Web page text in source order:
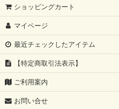
ショッピングカート
マイページ
最近チェックしたアイテム
【特定商取引法表示】
ご利用案内
お問い合せ